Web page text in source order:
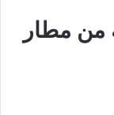
من مطار